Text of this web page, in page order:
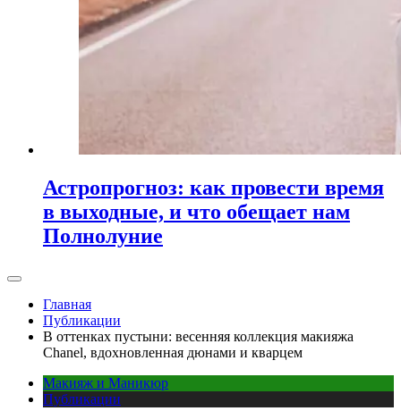
Астропрогноз: как провести время
в выходные, и что обещает нам
Полнолуние
Главная
Публикации
В оттенках пустыни: весенняя коллекция макияжа
Chanel, вдохновленная дюнами и кварцем
Макияж и Маникюр
Публикации